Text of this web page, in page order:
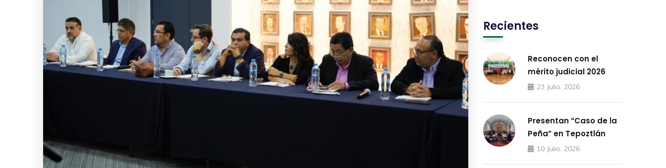
Recientes
Reconocen con el
mérito judicial 2026
23 Julio, 2026
Presentan “Caso de la
Peña” en Tepoztlán
10 Julio, 2026